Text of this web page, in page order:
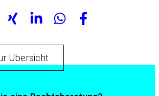
Übersicht